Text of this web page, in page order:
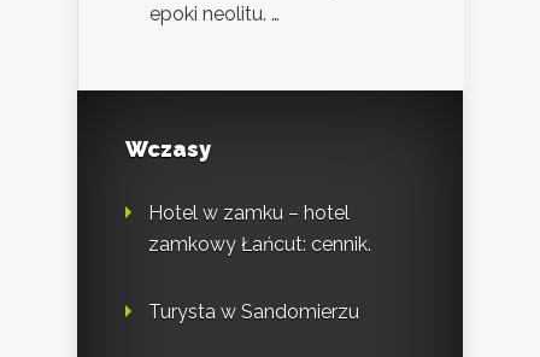
epoki neolitu. …
Wczasy
Hotel w zamku – hotel
zamkowy Łańcut: cennik.
Turysta w Sandomierzu